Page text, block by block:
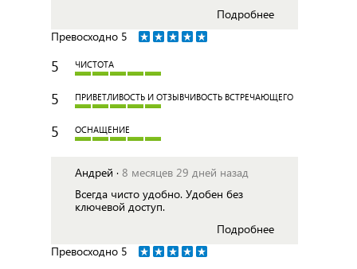
Подробнее
Превосходно 5
5 ЧИСТОТА
5 ПРИВЕТЛИВОСТЬ И ОТЗЫВЧИВОСТЬ ВСТРЕЧАЮЩЕГО
5 ОСНАЩЕНИЕ
Андрей · 8 месяцев 29 дней назад
Всегда чисто удобно. Удобен без
ключевой доступ.
Подробнее
Превосходно 5